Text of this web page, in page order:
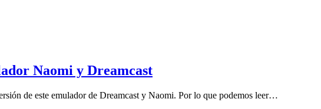
Naomi y Dreamcast
de este emulador de Dreamcast y Naomi. Por lo que podemos leer…